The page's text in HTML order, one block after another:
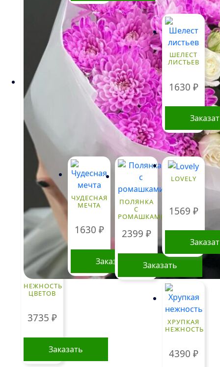
НЕЖНОСТЬ
ЦВЕТОВ
3735 ₽
Заказать
Этот
товар
имеет
несколько
вариаций.
Опции
можно
выбрать
на
странице
товара.
ШЕЛЕСТ
ЛИСТЬЕВ
1630 ₽
ЧУДЕСНАЯ
МЕЧТА
1630 ₽
Заказать
ПОЛЯНКА
С
РОМАШКАМИ
2399 ₽
Заказать
LOVELY
1569 ₽
ХРУПКАЯ
НЕЖНОСТЬ
4390 ₽